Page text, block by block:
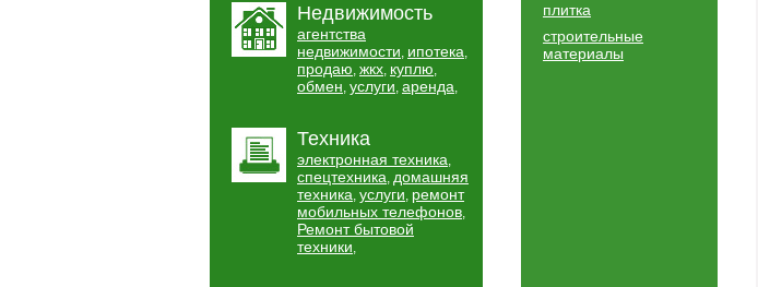
Недвижимость
агентства
недвижимости, ипотека,
продаю, жкх, куплю,
обмен, услуги, аренда,
Техника
электронная техника,
спецтехника, домашняя
техника, услуги, ремонт
мобильных телефонов,
Ремонт бытовой
техники,
плитка
строительные
материалы